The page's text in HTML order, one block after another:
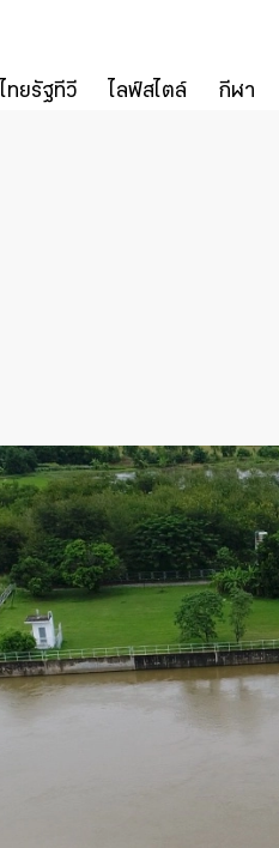
ไทยรัฐทีวี ไลฟ์สไตล์ กีฬา